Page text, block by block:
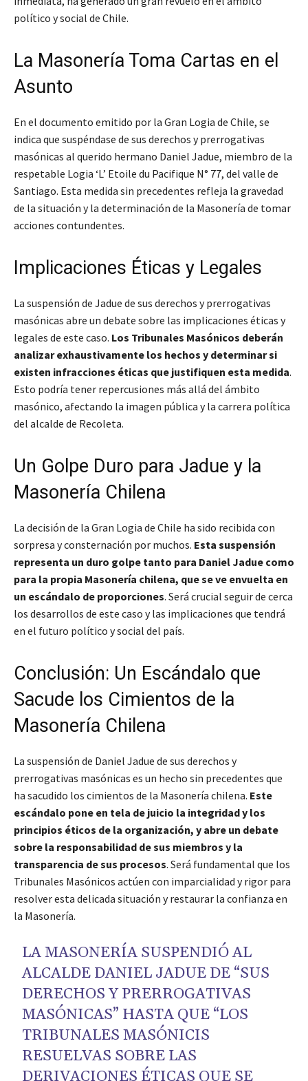
político y social de Chile.
La Masonería Toma Cartas en el
Asunto
En el documento emitido por la Gran Logia de Chile, se
indica que suspéndase de sus derechos y prerrogativas
masónicas al querido hermano Daniel Jadue, miembro de la
respetable Logia ‘L’ Etoile du Pacifique N° 77, del valle de
Santiago. Esta medida sin precedentes refleja la gravedad
de la situación y la determinación de la Masonería de tomar
acciones contundentes.
Implicaciones Éticas y Legales
La suspensión de Jadue de sus derechos y prerrogativas
masónicas abre un debate sobre las implicaciones éticas y
legales de este caso. Los Tribunales Masónicos deberán
analizar exhaustivamente los hechos y determinar si
existen infracciones éticas que justifiquen esta medida.
Esto podría tener repercusiones más allá del ámbito
masónico, afectando la imagen pública y la carrera política
del alcalde de Recoleta.
Un Golpe Duro para Jadue y la
Masonería Chilena
La decisión de la Gran Logia de Chile ha sido recibida con
sorpresa y consternación por muchos. Esta suspensión
representa un duro golpe tanto para Daniel Jadue como
para la propia Masonería chilena, que se ve envuelta en
un escándalo de proporciones. Será crucial seguir de cerca
los desarrollos de este caso y las implicaciones que tendrá
en el futuro político y social del país.
Conclusión: Un Escándalo que
Sacude los Cimientos de la
Masonería Chilena
La suspensión de Daniel Jadue de sus derechos y
prerrogativas masónicas es un hecho sin precedentes que
ha sacudido los cimientos de la Masonería chilena. Este
escándalo pone en tela de juicio la integridad y los
principios éticos de la organización, y abre un debate
sobre la responsabilidad de sus miembros y la
transparencia de sus procesos. Será fundamental que los
Tribunales Masónicos actúen con imparcialidad y rigor para
resolver esta delicada situación y restaurar la confianza en
la Masonería.
LA MASONERÍA SUSPENDIÓ AL
ALCALDE DANIEL JADUE DE “SUS
DERECHOS Y PRERROGATIVAS
MASÓNICAS” HASTA QUE “LOS
TRIBUNALES MASÓNICIS
RESUELVAS SOBRE LAS
DERIVACIONES ÉTICAS QUE SE